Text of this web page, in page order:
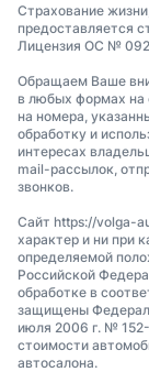
Страхование
предоставляется
Лицензия ОС №
Обращаем Ваше
в любых формах на
на номера,
обработку и
интересах
mail-рассылок,
звонков.
Сайт https://volga-
характер и ни при
определяемой
Российской
обработке в
защищены
июля 2006 г. №
стоимости
автосалона.